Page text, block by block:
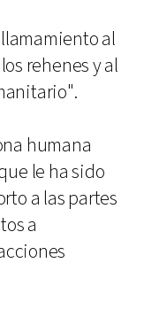
al
rehenes y al
humana
le ha sido
a las partes
a